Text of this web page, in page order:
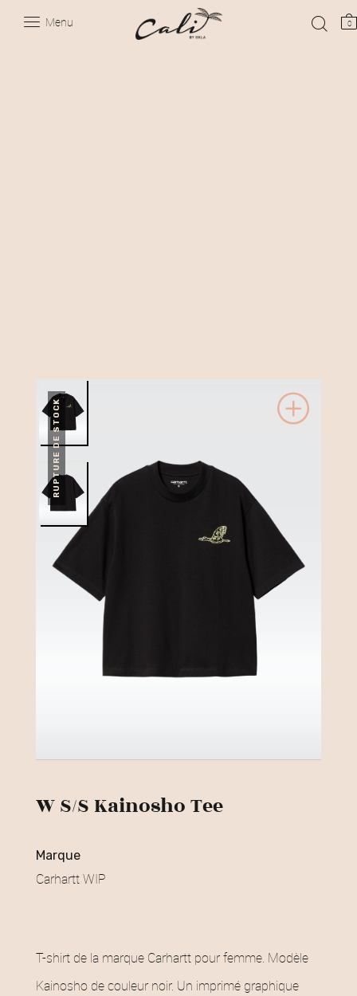
Menu 0
RUPTURE DE STOCK
W S/S Kainosho Tee
marque
Carhartt WIP
T-shirt de la marque Carhartt pour femme. Modèle
Kainosho de couleur noir. Un imprimé graphique